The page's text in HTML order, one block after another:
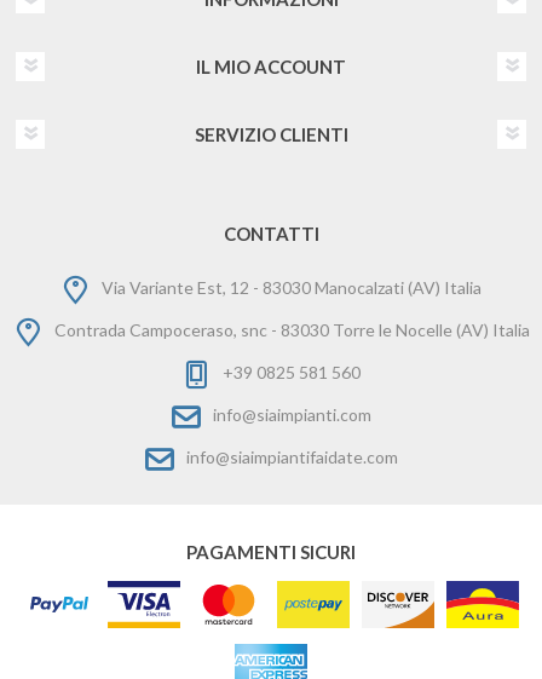
IL MIO ACCOUNT
SERVIZIO CLIENTI
CONTATTI
Via Variante Est, 12 - 83030 Manocalzati (AV) Italia
Contrada Campoceraso, snc - 83030 Torre le Nocelle (AV) Italia
+39 0825 581 560
info@siaimpianti.com
info@siaimpiantifaidate.com
PAGAMENTI SICURI